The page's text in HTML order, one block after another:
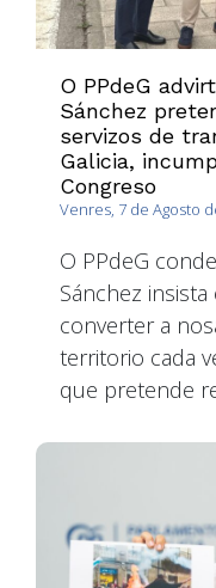
O PPdeG
Sánchez
servizos de
Galicia,
Congreso
Venres, 7 de Agosto
O PPdeG
Sánchez
converter a
territorio cada
que pretende